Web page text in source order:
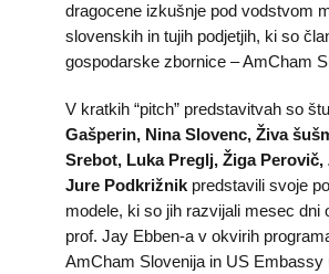
dragocene izkušnje pod vodstvom
slovenskih in tujih podjetjih, ki so
gospodarske zbornice – AmCham
V kratkih “pitch” predstavitvah so
Gašperin, Nina Slovenc, Živa
Srebot, Luka Preglj, Žiga Perovič,
Jure Podkrižnikpredstavili svoje
modele, ki so jih razvijali mesec dni
prof. Jay Ebben-a v okvirih
AmCham Slovenija in US Embassy